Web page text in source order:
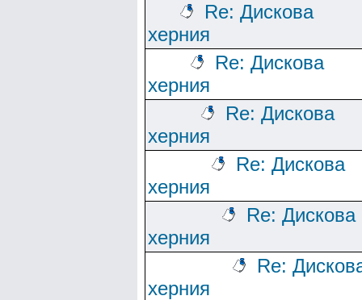
Re: Дискова
херния
Re: Дискова
херния
Re: Дискова
херния
Re: Дискова
херния
Re: Дискова
херния
Re:
херния